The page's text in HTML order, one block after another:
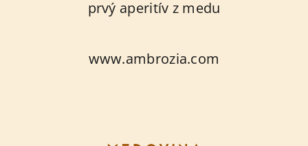
prvý aperitív z medu
www.ambrozia.com